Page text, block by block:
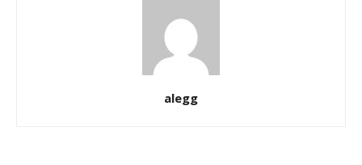
alegg